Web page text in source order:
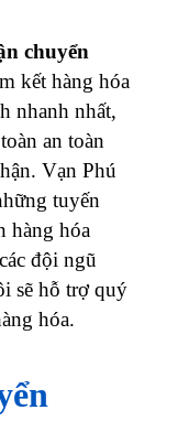
chuyển
kết hàng hóa
nhanh nhất,
an toàn
Vạn Phú
tuyến
hàng hóa
đội ngũ
sẽ hỗ trợ quý
hóa.